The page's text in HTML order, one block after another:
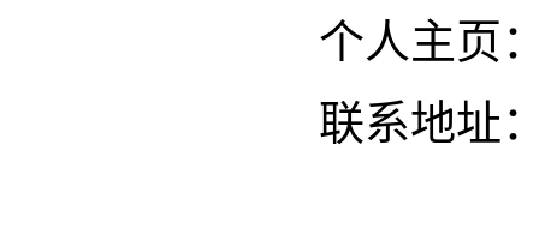
个人主页
联系地址